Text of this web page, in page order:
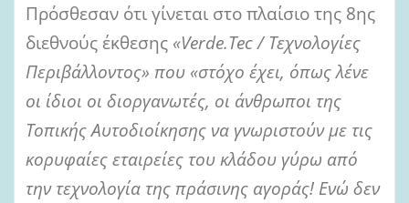
Πρόσθεσαν ότι γίνεται στο πλαίσιο της 8ης
διεθνούς έκθεσης «Verde.Tec / Τεχνολογίες
Περιβάλλοντος» που «στόχο έχει, όπως λένε
οι ίδιοι οι διοργανωτές, οι άνθρωποι της
Τοπικής Αυτοδιοίκησης να γνωριστούν με τις
κορυφαίες εταιρείες του κλάδου γύρω από
την τεχνολογία της πράσινης αγοράς! Ενώ δεν